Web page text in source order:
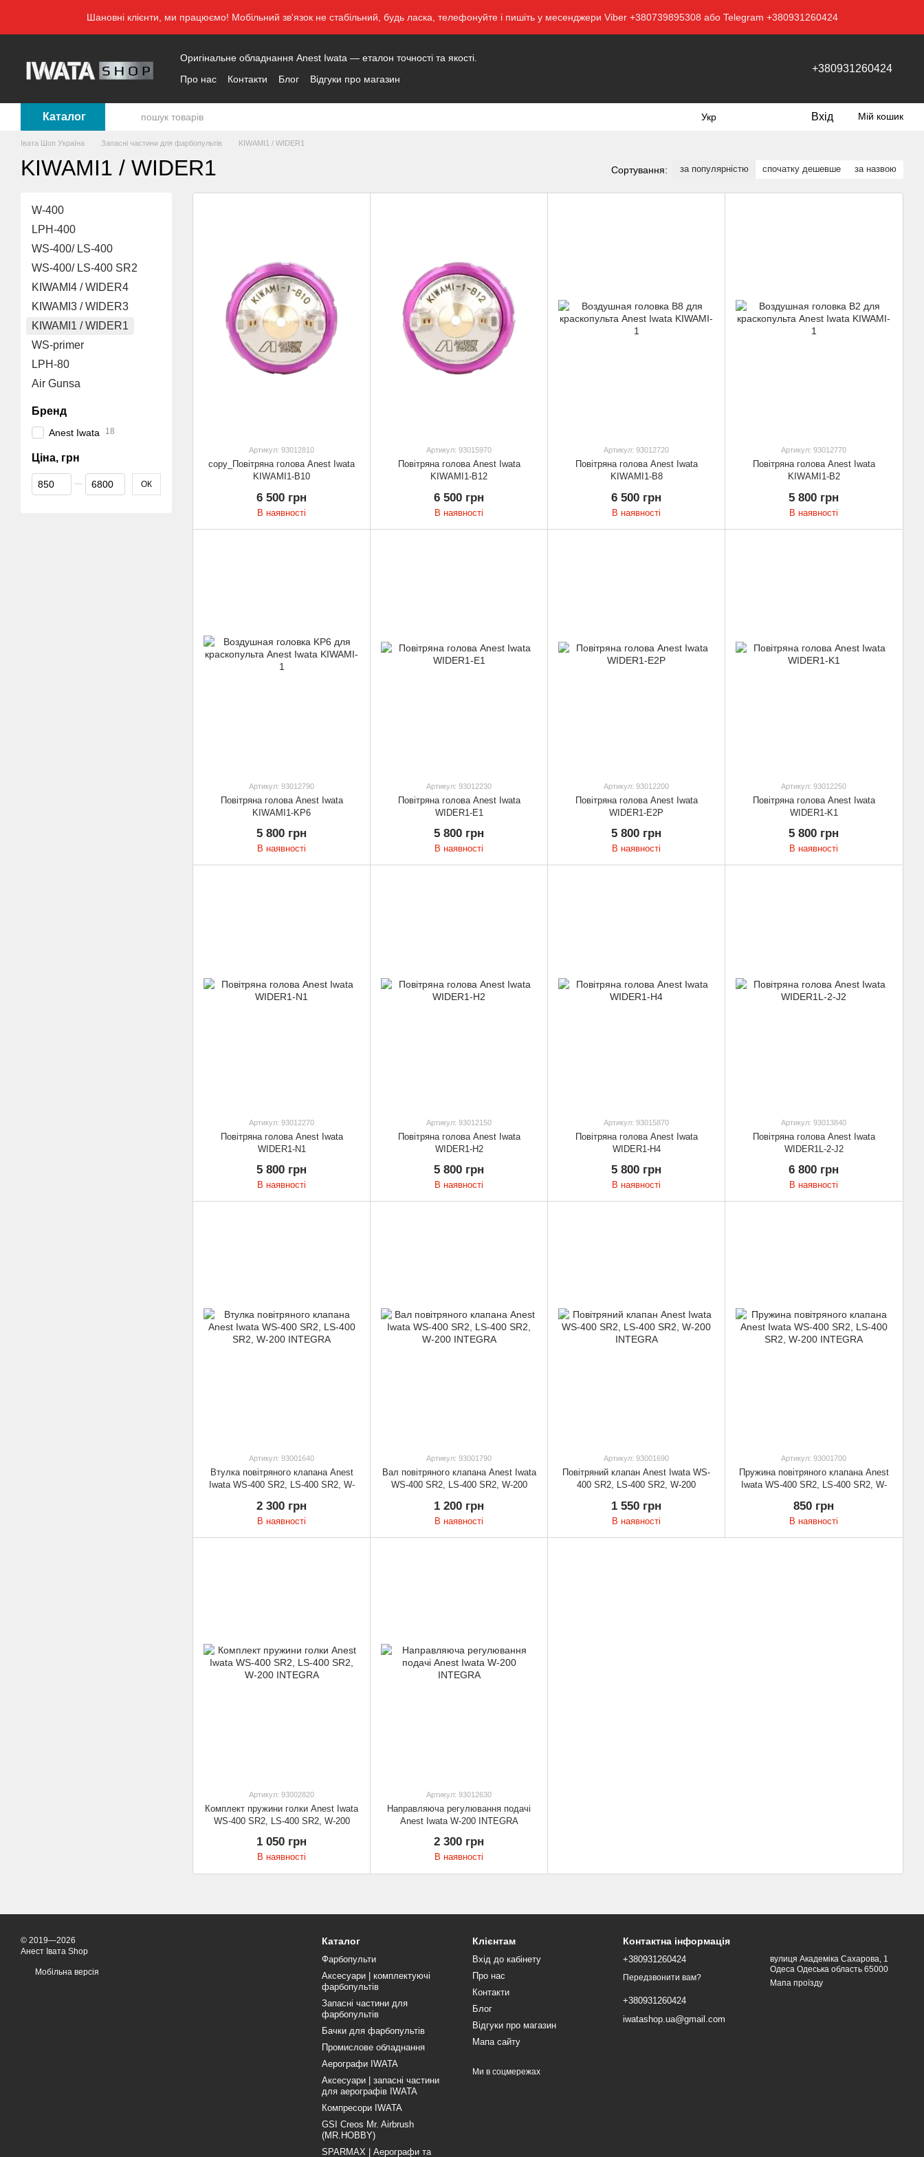
Шановні клієнти, ми працюємо! Мобільний зв'язок не стабільний, будь ласка, телефонуйте і пишіть у месенджери Viber +380739895308 або Telegram +380931260424
Оригінальне обладнання Anest Iwata — еталон точності та якості.
Про нас
Контакти Блог Відгуки про магазин
+380931260424
Каталог Укр Вхід Мій кошик
Івата Шоп Україна Запасні частини для фарбопультів KIWAMI1 / WIDER1
KIWAMI1 / WIDER1 Сортування: за популярністю спочатку дешевше за назвою
Артикул: 93012810
copy_Повітряна голова Anest Iwata
KIWAMI1-B10
6 500 грн
В наявності
Артикул: 93015970
Повітряна голова Anest Iwata
KIWAMI1-B12
6 500 грн
В наявності
Артикул: 93012720
Повітряна голова Anest Iwata
KIWAMI1-B8
6 500 грн
В наявності
Артикул: 93012770
Повітряна голова Anest Iwata
KIWAMI1-B2
5 800 грн
В наявності
Артикул: 93012790
Повітряна голова Anest Iwata
KIWAMI1-KP6
5 800 грн
В наявності
Артикул: 93012230
Повітряна голова Anest Iwata
WIDER1-E1
5 800 грн
В наявності
Артикул: 93012200
Повітряна голова Anest Iwata
WIDER1-E2P
5 800 грн
В наявності
Артикул: 93012250
Повітряна голова Anest Iwata
WIDER1-K1
5 800 грн
В наявності
Артикул: 93012270
Повітряна голова Anest Iwata
WIDER1-N1
5 800 грн
В наявності
Артикул: 93012150
Повітряна голова Anest Iwata
WIDER1-H2
5 800 грн
В наявності
Артикул: 93015870
Повітряна голова Anest Iwata
WIDER1-H4
5 800 грн
В наявності
Артикул: 93013840
Повітряна голова Anest Iwata
WIDER1L-2-J2
6 800 грн
В наявності
Артикул: 93001640
Втулка повітряного клапана Anest
Iwata WS-400 SR2, LS-400 SR2, W-
2 300 грн
В наявності
Артикул: 93001790
Вал повітряного клапана Anest Iwata
WS-400 SR2, LS-400 SR2, W-200
1 200 грн
В наявності
Артикул: 93001690
Повітряний клапан Anest Iwata WS-
400 SR2, LS-400 SR2, W-200
1 550 грн
В наявності
Артикул: 93001700
Пружина повітряного клапана Anest
Iwata WS-400 SR2, LS-400 SR2, W-
850 грн
В наявності
Артикул: 93002820
Комплект пружини голки Anest Iwata
WS-400 SR2, LS-400 SR2, W-200
1 050 грн
В наявності
Артикул: 93012630
Направляюча регулювання подачі
Anest Iwata W-200 INTEGRA
2 300 грн
В наявності
W-400
LPH-400
WS-400/ LS-400
WS-400/ LS-400 SR2
KIWAMI4 / WIDER4
KIWAMI3 / WIDER3
KIWAMI1 / WIDER1
WS-primer
LPH-80
Air Gunsa
Бренд
Anest Iwata 18
Ціна, грн
Від Ціна, грн
До Ціна, грн ОК
© 2019—2026
Анест Івата Shop
Мобільна версія
Каталог
Фарбопульти
Аксесуари | комплектуючі
фарбопультів
Запасні частини для
фарбопультів
Бачки для фарбопультів
Промислове обладнання
Аерографи IWATA
Аксесуари | запасні частини
для аерографів IWATA
Компресори IWATA
GSI Creos Mr. Airbrush
(MR.HOBBY)
SPARMAX | Аерографи та
Клієнтам
Вхід до кабінету
Про нас
Контакти
Блог
Відгуки про магазин
Мапа сайту
Ми в соцмережах
Контактна інформація
+380931260424
Передзвонити вам?
+380931260424
iwatashop.ua@gmail.com
вулиця Академіка Сахарова, 1
Одеса Одеська область 65000
Мапа проїзду